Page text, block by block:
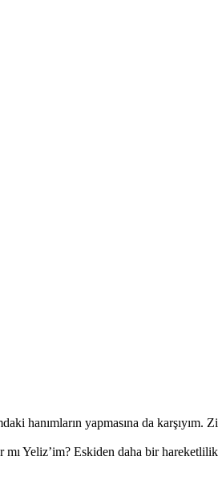
hanımların yapmasına da
Yeliz’im? Eskiden daha bir